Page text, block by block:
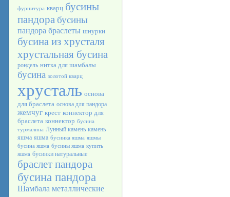
фурнитура кварц бусины
пандора бусины
пандора браслеты шнурки
бусина из хрусталя
хрустальная бусина
рондель нитка для шамбалы
бусина золотой кварц
хрусталь основа
для браслета основа для пандора
жемчуг крест коннектор для
браслета коннектор бусина
турмалина Лунный камень камень
яшма яшма бусинка яшма яшмы
бусина яшма бусины яшма купить
яшма бусинки натуральные
браслет пандора
бусина пандора
Шамбала металлические